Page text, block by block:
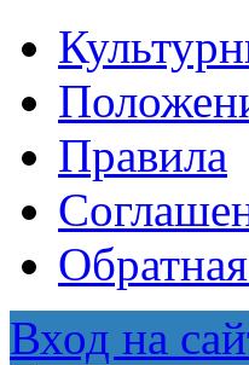
Правила
Вход на